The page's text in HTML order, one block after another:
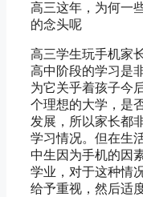
高三这年，为何一
的念头呢
高三学生玩手机家
高中阶段的学习是
为它关乎着孩子今
个理想的大学，是
发展，所以家长都
学习情况。但在生
中生因为手机的因
学业，对于这种情
给予重视，然后适